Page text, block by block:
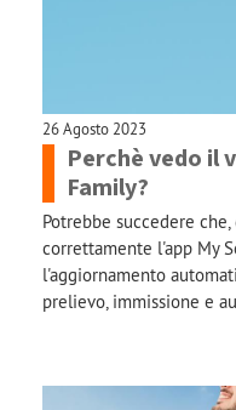
26 Agosto 2023
Perchè vedo il
Family?
Potrebbe succedere
correttamente l'app My
l'aggiornamento
prelievo, immissione e